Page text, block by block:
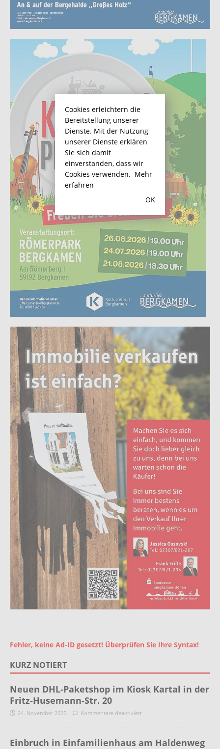
Fehler, keine Ad-ID gesetzt! Überprüfen Sie Ihre Syntax!
KURZ NOTIERT
Neuen DHL-Paketshop im Kiosk Kartal in der
Fritz-Husemann-Str. 20
24. November 2025 Kommentare deaktiviert
Einbruch in Einfamilienhaus am Haldenweg
Cookies erleichtern die
Bereitstellung unserer
Dienste. Mit der Nutzung
unserer Dienste erklären
Sie sich damit
einverstanden, dass wir
Cookies verwenden. Mehr
erfahren
OK